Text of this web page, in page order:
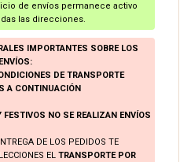
de envíos permanece activo
las direcciones.
IMPORTANTES SOBRE LOS
ENVÍOS:
DE TRANSPORTE
A CONTINUACIÓN
NO SE REALIZAN ENVÍOS
DE LOS PEDIDOS TE
EL TRANSPORTE POR